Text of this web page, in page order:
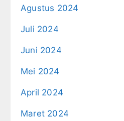
Agustus 2024
Juli 2024
Juni 2024
Mei 2024
April 2024
Maret 2024